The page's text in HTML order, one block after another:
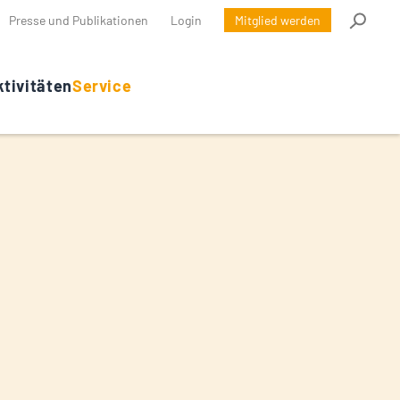
Presse und Publikationen Login Mitglied werden
Service